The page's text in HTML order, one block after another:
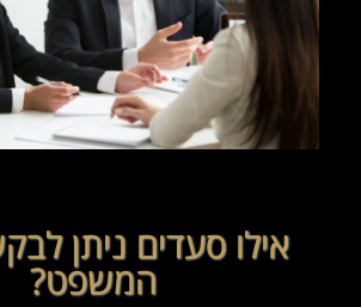
אילו סעדים ניתן
המשפט?